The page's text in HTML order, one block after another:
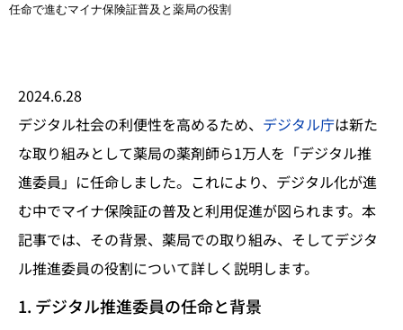
任命で進むマイナ保険証普及と薬局の役割
2024.6.28
デジタル社会の利便性を高めるため、 デジタル庁は新た
な取り組みとして薬局の薬剤師ら1万人を「デジタル推
進委員」に任命しました。これにより、デジタル化が進
む中でマイナ保険証の普及と利用促進が図られます。本
記事では、その背景、薬局での取り組み、そしてデジタ
ル推進委員の役割について詳しく説明します。
1. デジタル推進委員の任命と背景